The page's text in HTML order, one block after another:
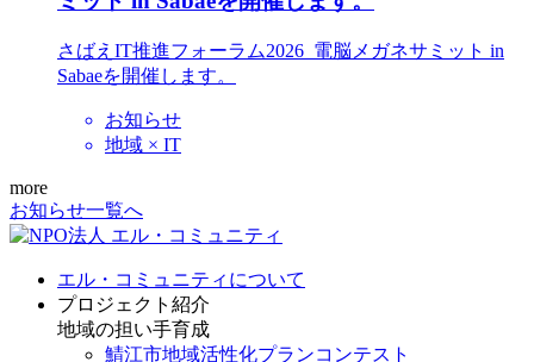
さばえIT推進フォーラム2026_電脳メガネサミット in
Sabaeを開催します。
お知らせ
地域 × IT
more
お知らせ一覧へ
エル・コミュニティについて
プロジェクト紹介
地域の担い手育成
鯖江市地域活性化プランコンテスト